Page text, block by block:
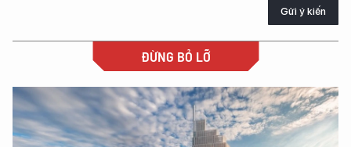
Gửi ý kiến
ĐỪNG BỎ LỠ